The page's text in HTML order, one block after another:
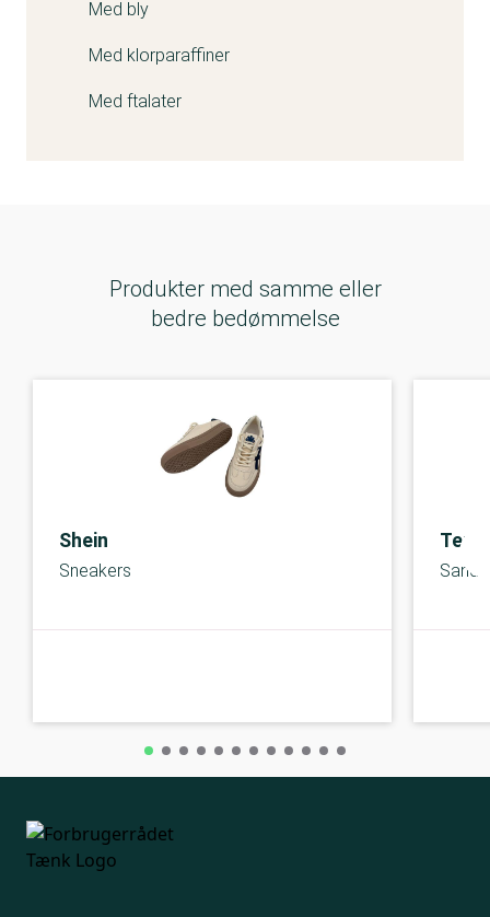
platform i overensstemmelse med alle love og
Vi har fjernet produktet fra platformen i
Med bly
Med klorparaffiner
Med ftalater
Produkter med samme eller
bedre bedømmelse
Shein
Sneakers
Temu